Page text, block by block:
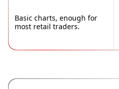
Basic charts, enough for
most retail traders.